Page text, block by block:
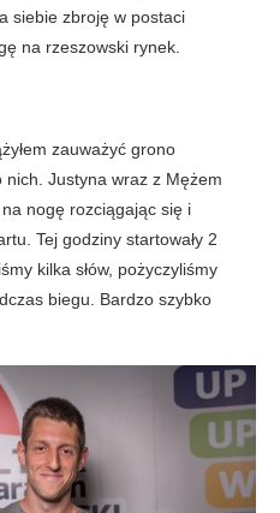
siebie zbroję w postaci
na rzeszowski rynek.
zauważyć grono
nich. Justyna wraz z Mężem
nogę rozciągając się i
Tej godziny startowały 2
kilka słów, pożyczyliśmy
biegu. Bardzo szybko